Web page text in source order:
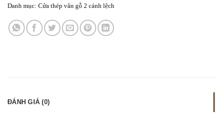
Danh mục: Cửa thép vân gỗ 2 cánh lệch
ĐÁNH GIÁ (0)